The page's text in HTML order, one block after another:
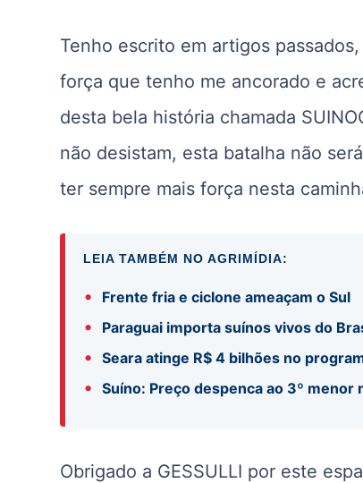
Tenho escrito em artigos
força que tenho me ancorado e
desta bela história chamada
não desistam, esta batalha não
ter sempre mais força nesta
LEIA TAMBÉM NO AGRIMÍDIA:
• Frente fria e ciclone ameaçam o Sul
• Paraguai importa suínos vivos do
• Seara atinge R$ 4 bilhões no
• Suíno: Preço despenca ao 3º menor
Obrigado a GESSULLI por este